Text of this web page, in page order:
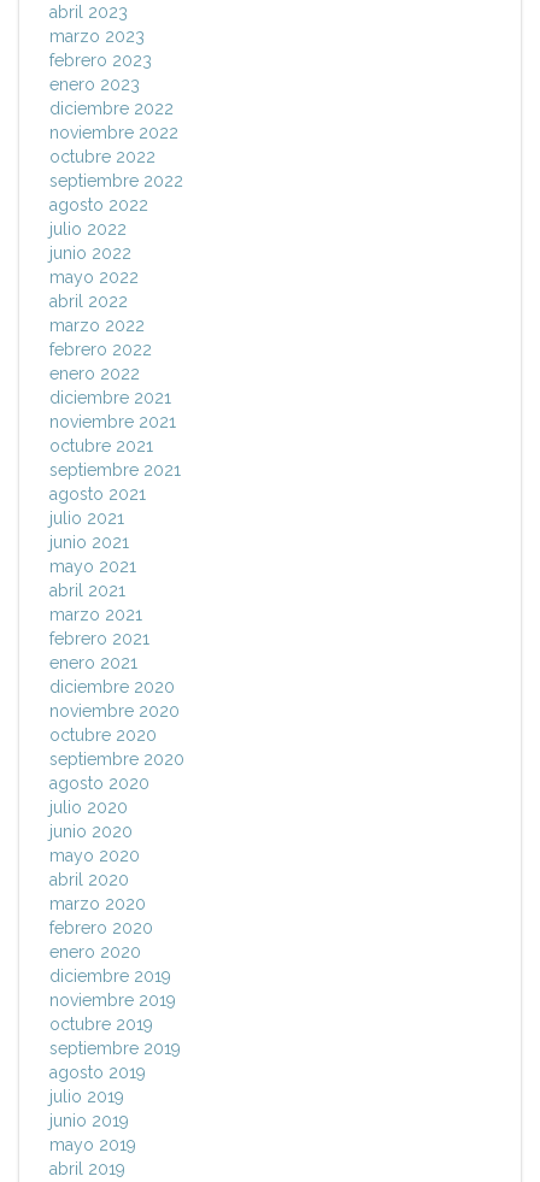
abril 2023
marzo 2023
febrero 2023
enero 2023
diciembre 2022
noviembre 2022
octubre 2022
septiembre 2022
agosto 2022
julio 2022
junio 2022
mayo 2022
abril 2022
marzo 2022
febrero 2022
enero 2022
diciembre 2021
noviembre 2021
octubre 2021
septiembre 2021
agosto 2021
julio 2021
junio 2021
mayo 2021
abril 2021
marzo 2021
febrero 2021
enero 2021
diciembre 2020
noviembre 2020
octubre 2020
septiembre 2020
agosto 2020
julio 2020
junio 2020
mayo 2020
abril 2020
marzo 2020
febrero 2020
enero 2020
diciembre 2019
noviembre 2019
octubre 2019
septiembre 2019
agosto 2019
julio 2019
junio 2019
mayo 2019
abril 2019